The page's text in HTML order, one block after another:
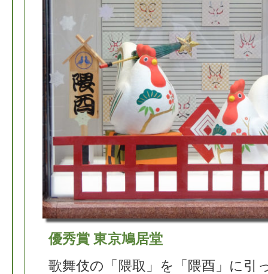
優秀賞 東京鳩居堂
歌舞伎の「隈取」を「隈酉」に引